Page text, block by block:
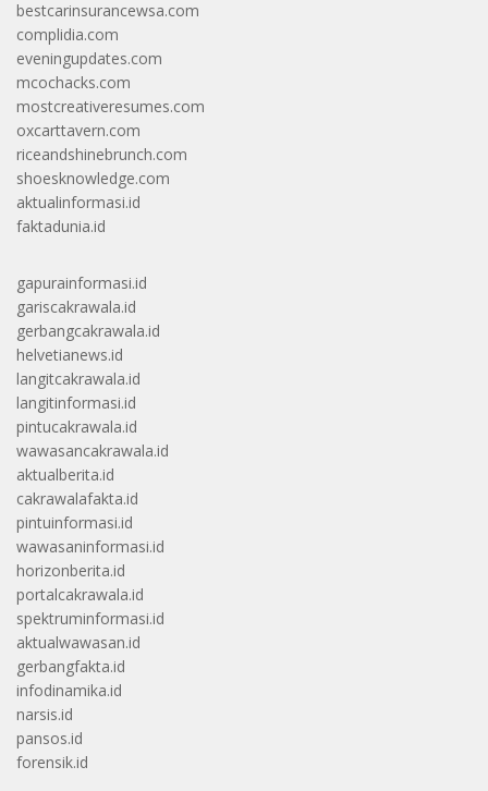
bestcarinsurancewsa.com
complidia.com
eveningupdates.com
mcochacks.com
mostcreativeresumes.com
oxcarttavern.com
riceandshinebrunch.com
shoesknowledge.com
aktualinformasi.id
faktadunia.id
gapurainformasi.id
gariscakrawala.id
gerbangcakrawala.id
helvetianews.id
langitcakrawala.id
langitinformasi.id
pintucakrawala.id
wawasancakrawala.id
aktualberita.id
cakrawalafakta.id
pintuinformasi.id
wawasaninformasi.id
horizonberita.id
portalcakrawala.id
spektruminformasi.id
aktualwawasan.id
gerbangfakta.id
infodinamika.id
narsis.id
pansos.id
forensik.id